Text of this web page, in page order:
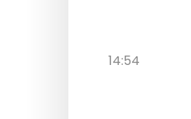
14:54